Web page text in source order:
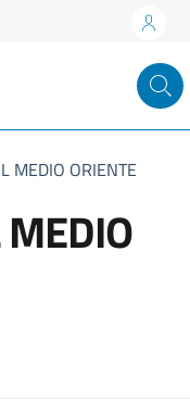
MEDIO ORIENTE